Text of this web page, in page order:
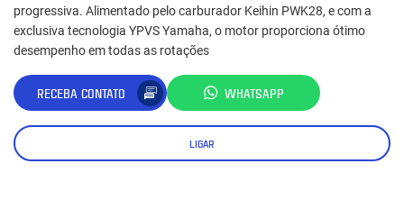
progressiva. Alimentado pelo carburador Keihin PWK28, e com a
exclusiva tecnologia YPVS Yamaha, o motor proporciona ótimo
desempenho em todas as rotações
RECEBA CONTATO WHATSAPP
LIGAR